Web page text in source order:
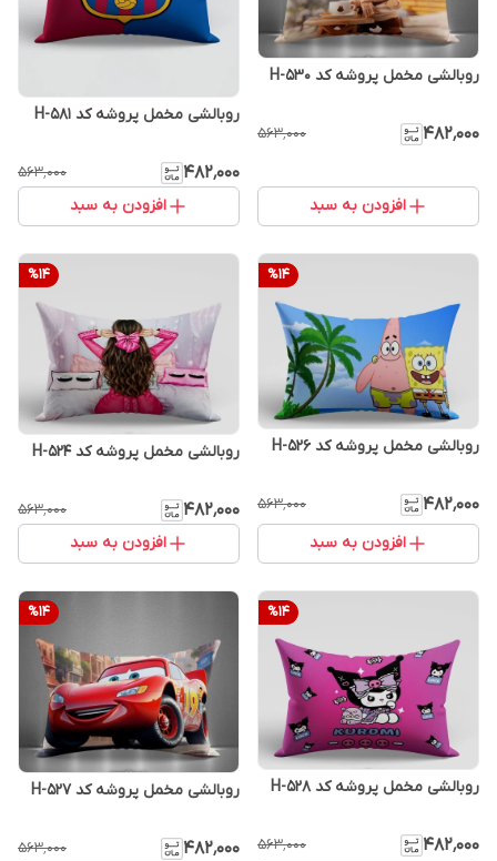
روبالشی مخمل پروشه کد H-530
۴۸۲٬۰۰۰ ۵۶۳٬۰۰۰
افزودن به سبد
روبالشی مخمل پروشه کد H-581
۴۸۲٬۰۰۰ ۵۶۳٬۰۰۰
افزودن به سبد
%14
روبالشی مخمل پروشه کد H-526
۴۸۲٬۰۰۰ ۵۶۳٬۰۰۰
افزودن به سبد
%14
روبالشی مخمل پروشه کد H-524
۴۸۲٬۰۰۰ ۵۶۳٬۰۰۰
افزودن به سبد
%14
روبالشی مخمل پروشه کد H-528
۴۸۲٬۰۰۰ ۵۶۳٬۰۰۰
%14
روبالشی مخمل پروشه کد H-527
۴۸۲٬۰۰۰ ۵۶۳٬۰۰۰